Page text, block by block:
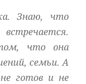
Знаю, что
что она
семьи. А
готов и не